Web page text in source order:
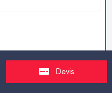
Devis